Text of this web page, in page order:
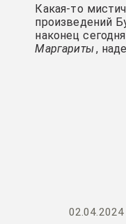
Какая-то
произведений
наконец
Маргариты,
02.04.2024